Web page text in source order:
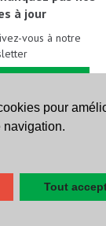
pour
navigation.
Tout
à jour
vous à notre
nous sur les